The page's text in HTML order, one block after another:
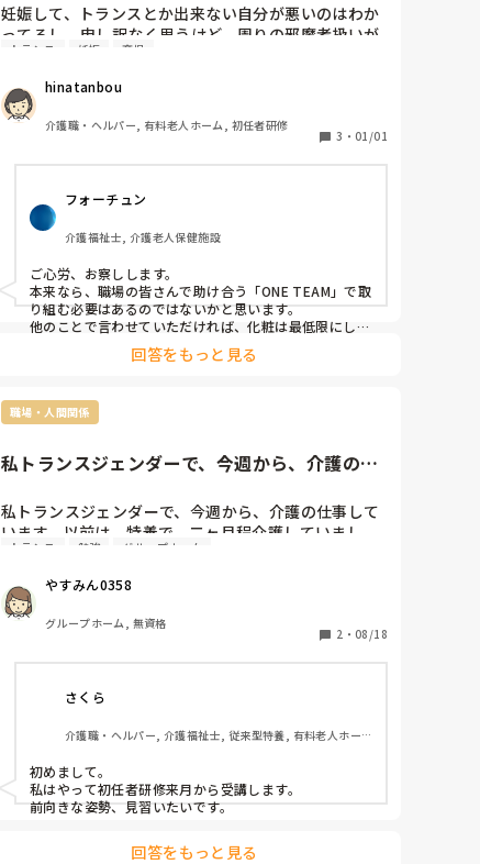
妊娠して、トランスとか出来ない自分が悪いのはわか
ってるし、申し訳なく思うけど、周りの邪魔者扱いが
酷すぎる。
あと3ヶ月もなく産休だけど、今から辞めたくて仕方
ない。
トランス 妊娠 育児
hinatanbou
介護職・ヘルパー, 有料老人ホーム, 初任者研修
3 ・ 01/01
フォーチュン
介護福祉士, 介護老人保健施設
ご心労、お察しします。
本来なら、職場の皆さんで助け合う「ONE TEAM」で取
り組む必要はあるのではないかと思います。
他のことで言わせていただければ、化粧は最低限にした
方がいいと思いますね。そのギャルは。
回答をもっと見る
職場・人間関係
私トランスジェンダーで、今週から、介護の仕
私トランスジェンダーで、今週から、介護の仕事して
います。以前は、特養で、二ヶ月程介護していまし
た。9ユニットのグループホームで少し楽だけど、0か
目指して日々が毎日の勉強だと思います
まだまだ駄目だけど精一杯頑張りたいと思います。
トランス 勉強 グループホーム
やすみん0358
グループホーム, 無資格
2 ・ 08/18
さくら
介護職・ヘルパー, 介護福祉士, 従来型特養, 有料老人ホー
介護, 初任者研修, 実務者研修, ユニット型特養, 障害者支援
施設
初めまして。
私はやって初任者研修来月から受講します。
前向きな姿勢、見習いたいです。
回答をもっと見る